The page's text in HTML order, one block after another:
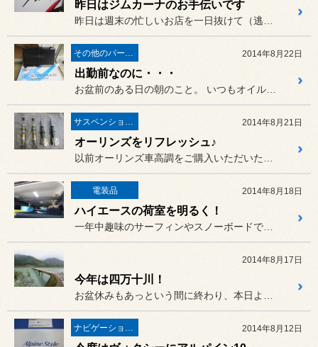
昨日はジムカーナのお手伝いです
2014年8月22日
出勤前なのに・・・
2014年8月21日
オーリンズをリフレッシュ♪
電装品 2014年8月18日
ハイエースの荷室を明るく！
2014年8月17日
今年は四万十川！
2014年8月12日